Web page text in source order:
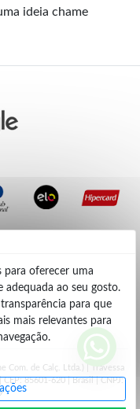
para oferecer uma
adequada ao seu gosto.
para que
mais relevantes para
ideia chame
Com. de Calç. Ltda.) | Travessa
85601-620 | Brasil | CNPJ: